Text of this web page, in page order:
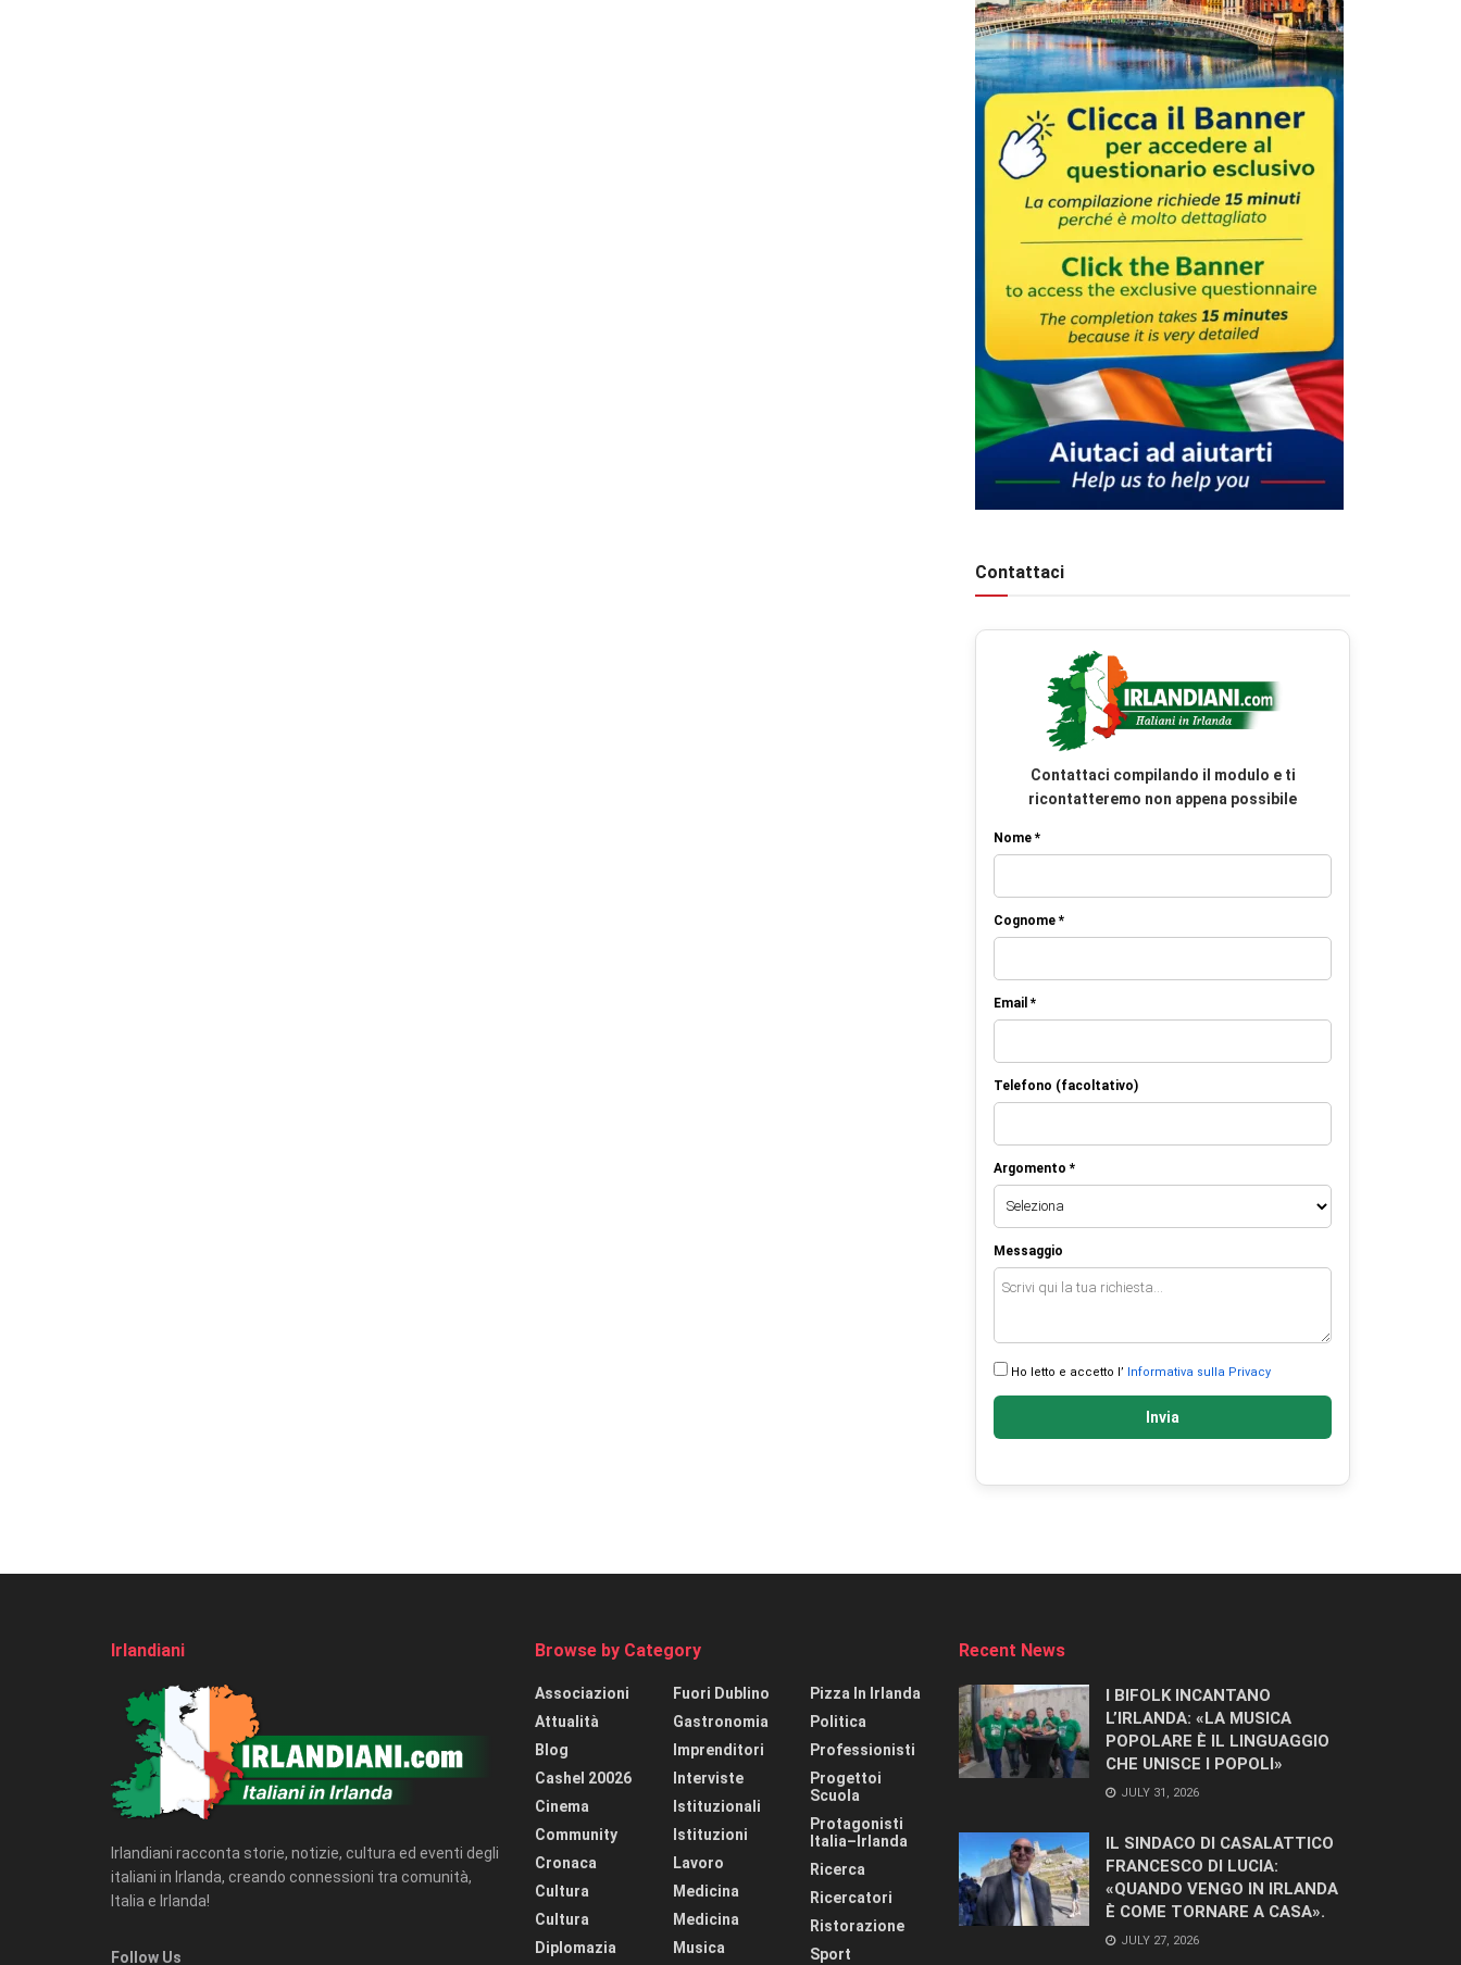
Contattaci
Contattaci compilando il modulo e ti
ricontatteremo non appena possibile
Nome *
Cognome *
Email *
Telefono (facoltativo)
Argomento *
Messaggio
Ho letto e accetto l’ Informativa sulla Privacy
Invia
Irlandiani
Irlandiani racconta storie, notizie, cultura ed eventi degli
italiani in Irlanda, creando connessioni tra comunità,
Italia e Irlanda!
Follow Us
Browse by Category
Associazioni
Attualità
Blog
Cashel 20026
Cinema
Community
Cronaca
Cultura
Cultura
Diplomazia
Fuori Dublino
Gastronomia
Imprenditori
Interviste
Istituzionali
Istituzioni
Lavoro
Medicina
Medicina
Musica
Pizza In Irlanda
Politica
Professionisti
Progettoi
Scuola
Protagonisti
Italia–Irlanda
Ricerca
Ricercatori
Ristorazione
Sport
Recent News
I BIFOLK INCANTANO
L’IRLANDA: «LA MUSICA
POPOLARE È IL LINGUAGGIO
CHE UNISCE I POPOLI»
JULY 31, 2026
IL SINDACO DI CASALATTICO
FRANCESCO DI LUCIA:
«QUANDO VENGO IN IRLANDA
È COME TORNARE A CASA».
JULY 27, 2026